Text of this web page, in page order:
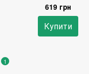
619 грн
Купити
1